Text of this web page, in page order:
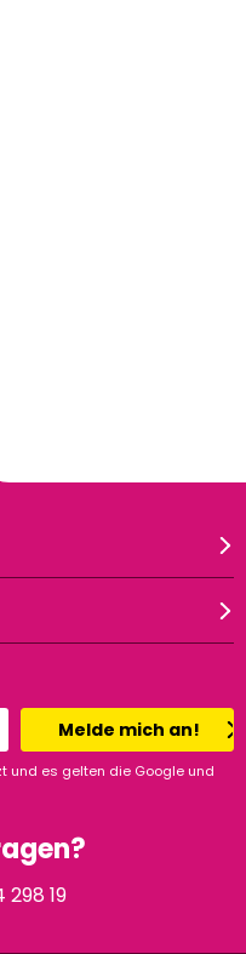
Melde mich an!
und es gelten die Google und
19